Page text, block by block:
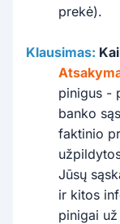
prekė).
Klausimas:
pinigus -
banko
faktinio
Jūsų
ir kitos
pinigai